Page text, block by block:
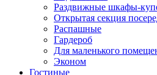
Раздвижные шкафы-
Открытая секция
Распашные
Гардероб
Для маленького
Эконом
Гостиные